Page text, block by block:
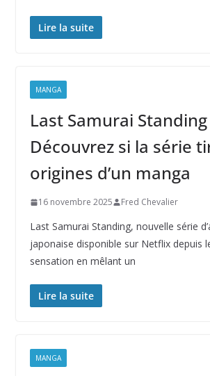
Lire la suite
MANGA
Last Samurai
Découvrez si la série
origines d’un manga
16 novembre 2025 Fred Chevalier
Last Samurai Standing, nouvelle série
japonaise disponible sur Netflix depuis
sensation en mêlant un
Lire la suite
MANGA